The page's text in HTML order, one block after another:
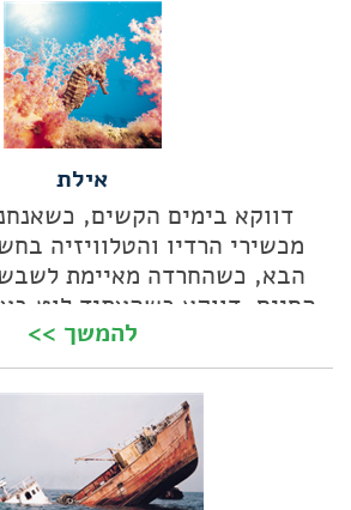
חיים ימיים, כמו גם
אילת
דווקא בימים הקשים,
מכשירי הרדיו והטלוויזיה
הבא, כשהחרדה מאיימת
החיים, דווקא כשהעתיד לוט
קשה מתמיד, זה בדיוק הזמן
שהרי, אין כמו חופשה וכמה
להשיב מעט רוגע ואיזון לנפש.
להמשך >>